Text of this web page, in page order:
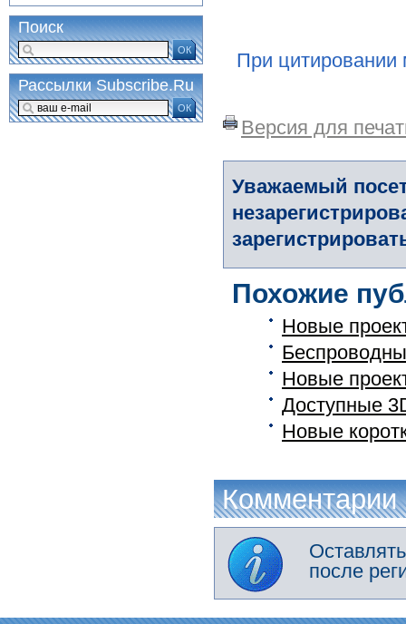
При цитировании
Версия для
Уважаемый
Похожие
Новые
Новые
Доступные
Новые
Комментарии
после
Поиск
ОК
Рассылки Subscribe.Ru
ОК